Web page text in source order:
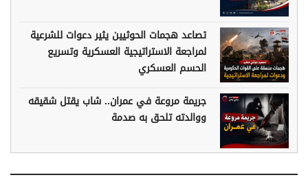
تصاعد هجمات الحوثيين يثير دعوات للشرعية
لمراجعة الاستراتيجية العسكرية وتسريع
الحسم العسكري
جريمة مروعة في عمران.. شاب يقتل شقيقه
ووالدته تلحق به صدمة